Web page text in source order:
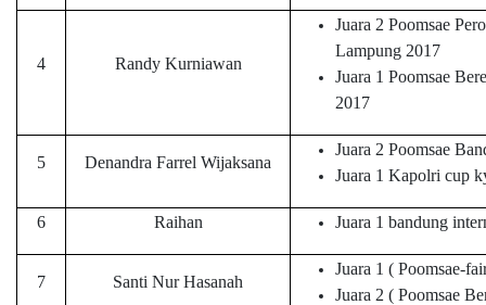
4 Randy Kurniawan
Juara 2 Poomsae
Lampung 2017
Juara 1 Poomsae
2017
5 Denandra Farrel Wijaksana
Juara 2 Poomsae
Juara 1 Kapolri cup
6 Raihan Juara 1 bandung
7 Santi Nur Hasanah
Juara 1 ( Poomsae-
Juara 2 ( Poomsae